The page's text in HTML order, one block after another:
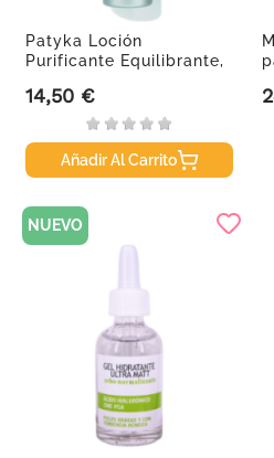
Patyka Loción
Purificante Equilibrante,
Precio
14,50 €
Añadir Al Carrito
NUEVO